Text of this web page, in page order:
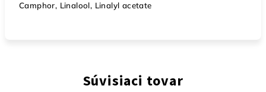
Camphor, Linalool, Linalyl acetate
Súvisiaci tovar